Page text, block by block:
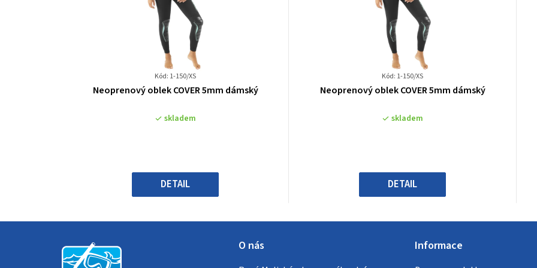
Kód: 1-150/XS
Průměrné
produktu
hvězdiček.
Neoprenový oblek COVER 5mm dámský
skladem
DETAIL
Kód: 1-150/XS
Průměrné
produktu
hvězdiček.
Neoprenový oblek COVER 5mm dámský
skladem
DETAIL
O nás Informace